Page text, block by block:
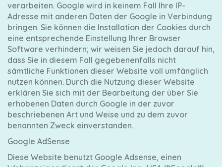
verarbeiten. Google wird in keinem Fall Ihre IP-
Adresse mit anderen Daten der Google in Verbindung
bringen. Sie können die Installation der Cookies durch
eine entsprechende Einstellung Ihrer Browser
Software verhindern; wir weisen Sie jedoch darauf hin,
dass Sie in diesem Fall gegebenenfalls nicht
sämtliche Funktionen dieser Website voll umfänglich
nutzen können. Durch die Nutzung dieser Website
erklären Sie sich mit der Bearbeitung der über Sie
erhobenen Daten durch Google in der zuvor
beschriebenen Art und Weise und zu dem zuvor
benannten Zweck einverstanden.
Google AdSense
Diese Website benutzt Google Adsense, einen